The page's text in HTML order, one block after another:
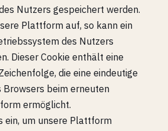
Nutzers gespeichert werden.
Plattform auf, so kann ein
des Nutzers
Dieser Cookie enthält eine
die eine eindeutige
Browsers beim erneuten
ermöglicht.
ein, um unsere Plattform